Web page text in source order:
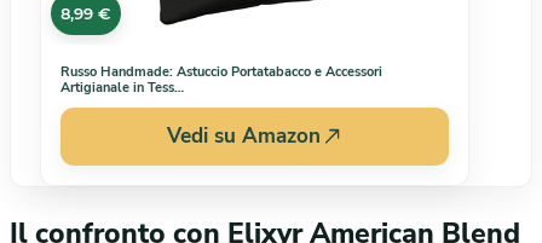
8,99 €
Russo Handmade: Astuccio Portatabacco e Accessori
Artigianale in Tess…
Vedi su Amazon
Il confronto con Elixyr American Blend